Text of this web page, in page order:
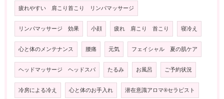
疲れやすい 肩こり首こり リンパマッサージ
リンパマッサージ 効果 小顔 疲れ 肩こり 首こり 寝冷え
心と体のメンテナンス 腰痛 元気 フェイシャル 夏の肌ケア
ヘッドマッサージ ヘッドスパ たるみ お風呂 ご予約状況
冷房による冷え 心と体のお手入れ 潜在意識アロマ®️セラピスト